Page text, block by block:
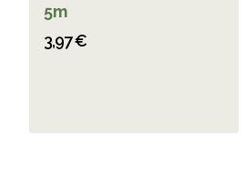
5m
3,97 €